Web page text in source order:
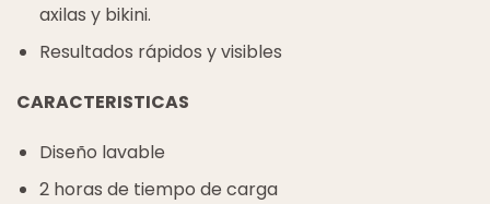
axilas y bikini.
Resultados rápidos y visibles
CARACTERISTICAS
Diseño lavable
2 horas de tiempo de carga